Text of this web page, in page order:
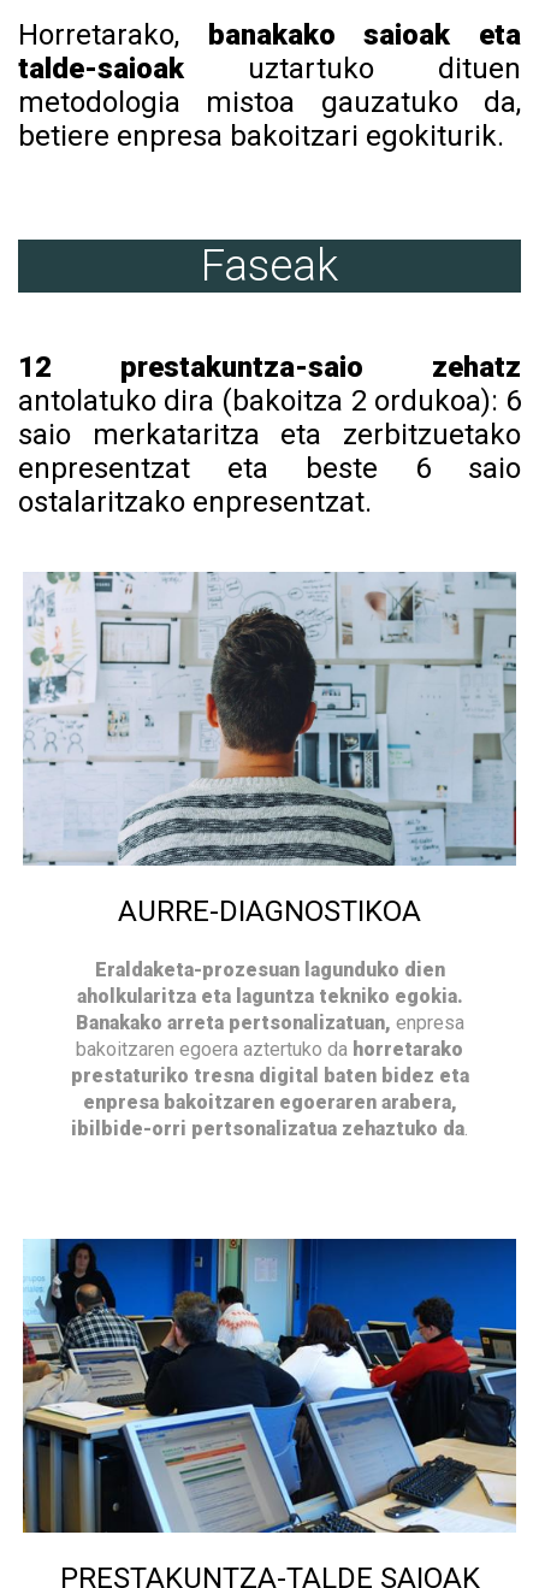
Horretarako, banakako saioak eta
talde-saioakuztartuko dituen
metodologia mistoa gauzatuko da,
betiere enpresa bakoitzari egokiturik.
Faseak
12 prestakuntza-saio zehatz
antolatuko dira (bakoitza 2 ordukoa): 6
saio merkataritza eta zerbitzuetako
enpresentzat eta beste 6 saio
ostalaritzako enpresentzat.
AURRE-DIAGNOSTIKOA
Eraldaketa-prozesuan lagunduko dien
aholkularitza eta laguntza tekniko egokia.
Banakako arreta pertsonalizatuan, enpresa
bakoitzaren egoera aztertuko da horretarako
prestaturiko tresna digital baten bidez eta
enpresa bakoitzaren egoeraren arabera,
ibilbide-orri pertsonalizatua zehaztuko da
PRESTAKUNTZA-TALDE SAIOAK